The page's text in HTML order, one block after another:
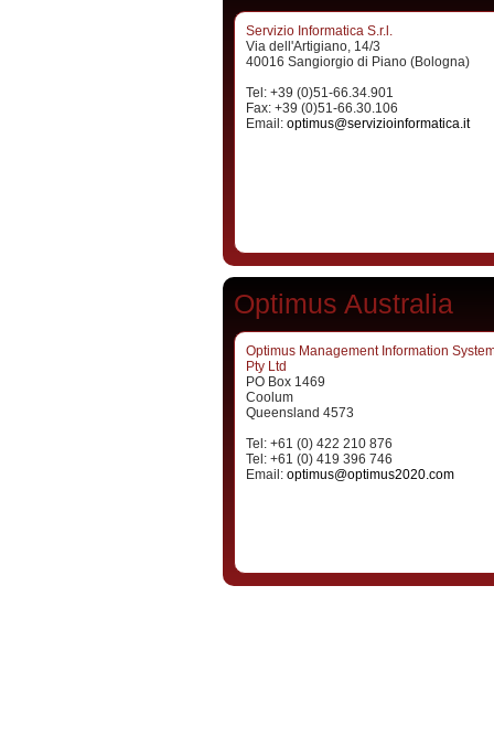
Servizio Informatica S.r.l.
Via dell'Artigiano, 14/3
40016 Sangiorgio di Piano (Bologna)
Tel: +39 (0)51-66.34.901
Fax: +39 (0)51-66.30.106
Email: optimus@servizioinformatica.it
Optimus Australia
Optimus Management Information
Pty Ltd
PO Box 1469
Coolum
Queensland 4573
Tel: +61 (0) 422 210 876
Tel: +61 (0) 419 396 746
Email: optimus@optimus2020.com